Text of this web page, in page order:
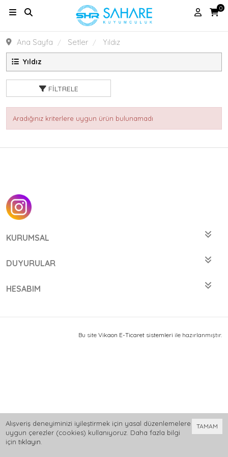
0
Ana Sayfa Setler Yıldız
Yıldız
FILTRELE
Aradığınız kriterlere uygun ürün bulunamadı
KURUMSAL
DUYURULAR
HESABIM
Bu site Vikaon E-Ticaret sistemleri ile hazırlanmıştır.
TAMAM
Alışveriş deneyiminizi iyileştirmek için yasal düzenlemelere
uygun çerezler (cookies) kullanıyoruz. Daha fazla bilgi
için tıklayın